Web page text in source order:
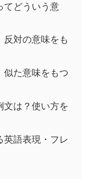
てどういう意
反対の意味をも
似た意味をもつ
文は？使い方を
英語表現・フレ